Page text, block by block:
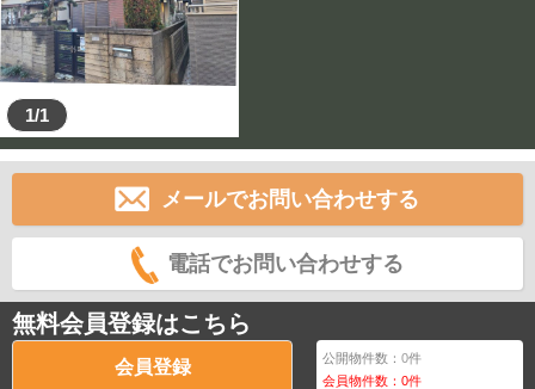
1/1
メールでお問い合わせする
電話でお問い合わせする
無料会員登録はこちら
会員登録 公開物件数：0件
会員物件数：0件